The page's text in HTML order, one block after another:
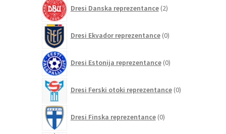
Dresi Danska reprezentance 2izdelka
Dresi Ekvador reprezentance 0izdelkov
Dresi Estonija reprezentance 0izdelkov
Dresi Ferski otoki reprezentance 0izdelkov
Dresi Finska reprezentance 0izdelkov